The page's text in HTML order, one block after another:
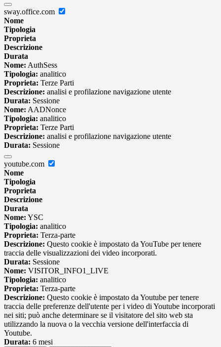
sway.office.com
Nome
Tipologia
Proprieta
Descrizione
Durata
Nome: AuthSess
Tipologia: analitico
Proprieta: Terze Parti
Descrizione: analisi e profilazione navigazione utente
Durata: Sessione
Nome: AADNonce
Tipologia: analitico
Proprieta: Terze Parti
Descrizione: analisi e profilazione navigazione utente
Durata: Sessione
youtube.com
Nome
Tipologia
Proprieta
Descrizione
Durata
Nome: YSC
Tipologia: analitico
Proprieta: Terza-parte
Descrizione: Questo cookie è impostato da YouTube per tenere
traccia delle visualizzazioni dei video incorporati.
Durata: Sessione
Nome: VISITOR_INFO1_LIVE
Tipologia: analitico
Proprieta: Terza-parte
Descrizione: Questo cookie è impostato da Youtube per tenere
traccia delle preferenze dell'utente per i video di Youtube incorporati
nei siti; può anche determinare se il visitatore del sito web sta
utilizzando la nuova o la vecchia versione dell'interfaccia di
Youtube.
Durata: 6 mesi